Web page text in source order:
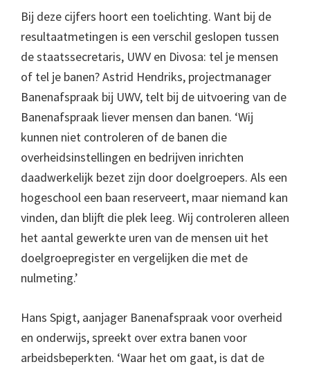
Bij deze cijfers hoort een toelichting. Want bij de
resultaatmetingen is een verschil geslopen tussen
de staatssecretaris, UWV en Divosa: tel je mensen
of tel je banen? Astrid Hendriks, projectmanager
Banenafspraak bij UWV, telt bij de uitvoering van de
Banenafspraak liever mensen dan banen. ‘Wij
kunnen niet controleren of de banen die
overheidsinstellingen en bedrijven inrichten
daadwerkelijk bezet zijn door doelgroepers. Als een
hogeschool een baan reserveert, maar niemand kan
vinden, dan blijft die plek leeg. Wij controleren alleen
het aantal gewerkte uren van de mensen uit het
doelgroepregister en vergelijken die met de
nulmeting.’
Hans Spigt, aanjager Banenafspraak voor overheid
en onderwijs, spreekt over extra banen voor
arbeidsbeperkten. ‘Waar het om gaat, is dat de